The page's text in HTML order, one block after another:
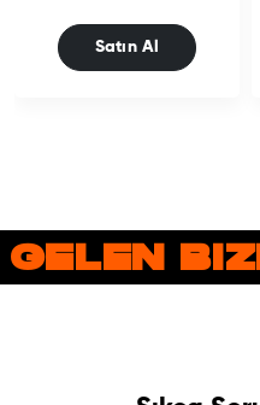
Satın Al